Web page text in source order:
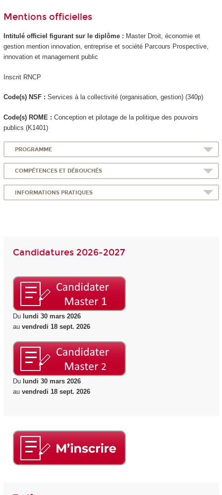
Mentions officielles
Intitulé officiel figurant sur le diplôme : Master Droit, économie et
gestion mention innovation, entreprise et société Parcours Prospective,
innovation et management public
Inscrit RNCP
Code(s) NSF : Services à la collectivité (organisation, gestion) (340p)
Code(s) ROME : Conception et pilotage de la politique des pouvoirs
publics (K1401)
PROGRAMME
COMPÉTENCES ET DÉBOUCHÉS
INFORMATIONS PRATIQUES
Candidatures 2026-2027
Du lundi 30 mars 2026
au vendredi 18 sept. 2026
Du lundi 30 mars 2026
au vendredi 18 sept. 2026